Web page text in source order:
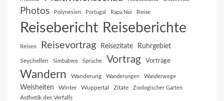
Photos Polynesien Portugal Rapa Nui Reise
Reisebericht Reiseberichte
Reisen Reisevortrag Reisezitate Ruhrgebiet
Seychellen Simbabwe Sprüche Vortrag Vorträge
Wandern Wanderung Wanderungen Wanderwege
Weisheiten Winter Wuppertal Zitate Zoologischer Garten
Ästhetik des Verfalls